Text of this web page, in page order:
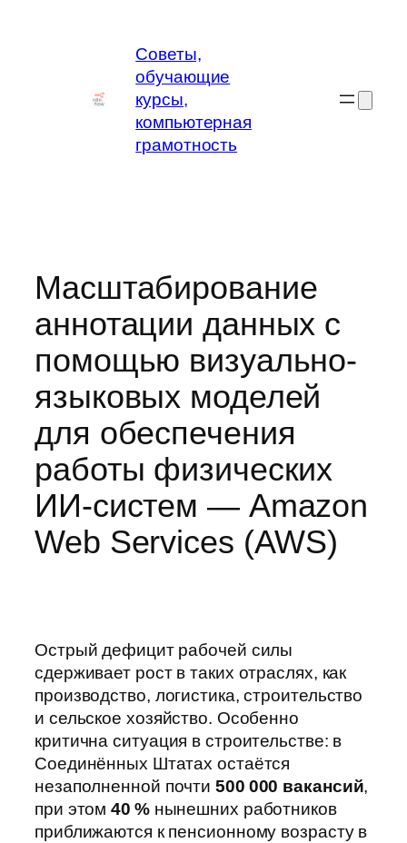
Советы,
обучающие
курсы,
компьютерная
грамотность
Масштабирование
аннотации данных с
помощью визуально-
языковых моделей
для обеспечения
работы физических
ИИ‑систем — Amazon
Web Services (AWS)
Острый дефицит рабочей силы
сдерживает рост в таких отраслях, как
производство, логистика, строительство
и сельское хозяйство. Особенно
критична ситуация в строительстве: в
Соединённых Штатах остаётся
незаполненной почти 500 000 вакансий,
при этом40 %нынешних работников
приближаются к пенсионному возрасту в